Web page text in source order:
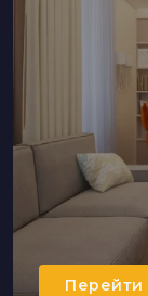
Перейти